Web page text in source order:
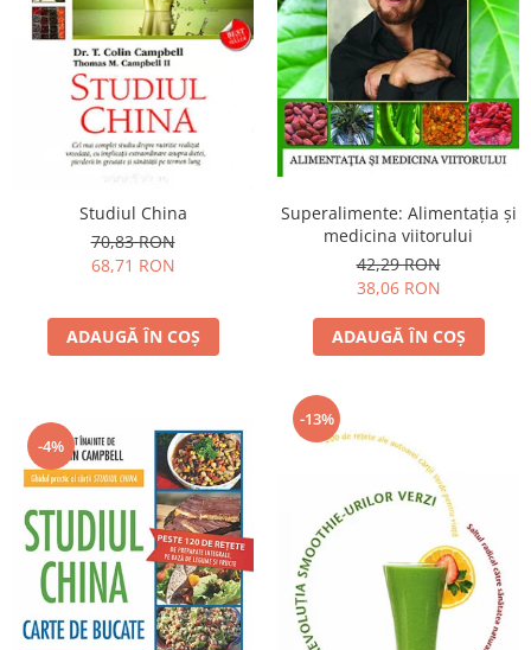
Yoga
Spiritualitate şi ştiinţă
Fără categorie
Cunoaștere
Studiul China
70,83 RON
68,71 RON
ADAUGĂ ÎN COȘ
Superalimente: Alimentaţia şi
medicina viitorului
42,29 RON
38,06 RON
ADAUGĂ ÎN COȘ
-4%
-13%